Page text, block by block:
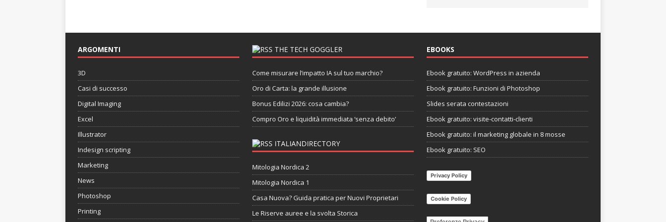
ARGOMENTI
3D
Casi di successo
Digital Imaging
Excel
Illustrator
Indesign scripting
Marketing
News
Photoshop
Printing
THE TECH GOGGLER
Come misurare l’impatto IA sul tuo marchio?
Oro di Carta: la grande illusione
Bonus Edilizi 2026: cosa cambia?
Compro Oro e liquidità immediata ‘senza debito’
ITALIANDIRECTORY
Mitologia Nordica 2
Mitologia Nordica 1
Casa Nuova? Guida pratica per Nuovi Proprietari
Le Riserve auree e la svolta Storica
EBOOKS
Ebook gratuito: WordPress in azienda
Ebook gratuito: Funzioni di Photoshop
Slides serata contestazioni
Ebook gratuito: visite-contatti-clienti
Ebook gratuito: il marketing globale in 8 mosse
Ebook gratuito: SEO
Privacy Policy
Cookie Policy